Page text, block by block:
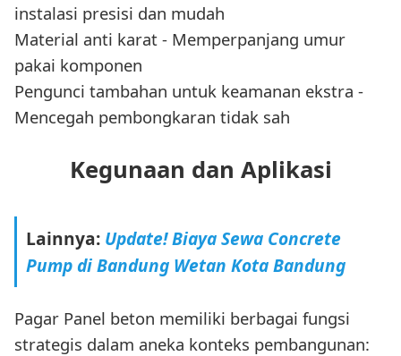
instalasi presisi dan mudah
Material anti karat - Memperpanjang umur
pakai komponen
Pengunci tambahan untuk keamanan ekstra -
Mencegah pembongkaran tidak sah
Kegunaan dan Aplikasi
Lainnya: Update! Biaya Sewa Concrete
Pump di Bandung Wetan Kota Bandung
Pagar Panel beton memiliki berbagai fungsi
strategis dalam aneka konteks pembangunan: